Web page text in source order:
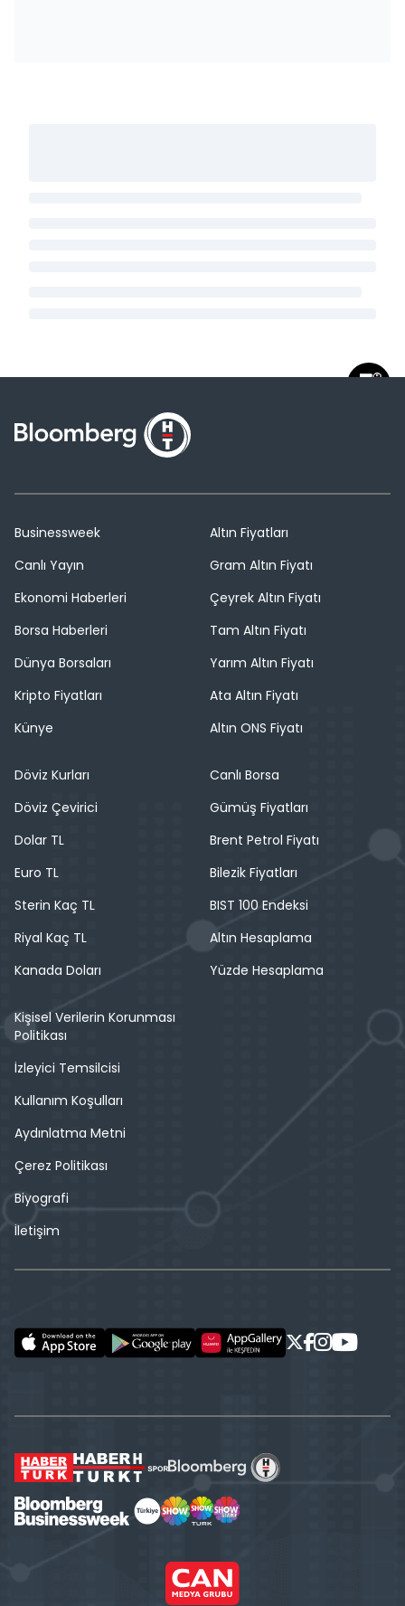
Businessweek
Canlı Yayın
Ekonomi Haberleri
Borsa Haberleri
Dünya Borsaları
Kripto Fiyatları
Künye
Altın Fiyatları
Gram Altın Fiyatı
Çeyrek Altın Fiyatı
Tam Altın Fiyatı
Yarım Altın Fiyatı
Ata Altın Fiyatı
Altın ONS Fiyatı
Döviz Kurları
Döviz Çevirici
Dolar TL
Euro TL
Sterin Kaç TL
Riyal Kaç TL
Kanada Doları
Canlı Borsa
Gümüş Fiyatları
Brent Petrol Fiyatı
Bilezik Fiyatları
BIST 100 Endeksi
Altın Hesaplama
Yüzde Hesaplama
Kişisel Verilerin Korunması
Politikası
İzleyici Temsilcisi
Kullanım Koşulları
Aydınlatma Metni
Çerez Politikası
Biyografi
İletişim